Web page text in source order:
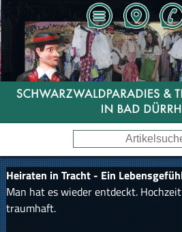
Heiraten in Tracht - Ein
Man hat es wieder entdeckt.
traumhaft.